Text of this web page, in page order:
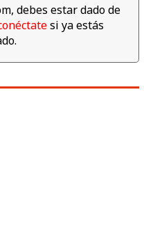
debes estar dado de
si ya estás